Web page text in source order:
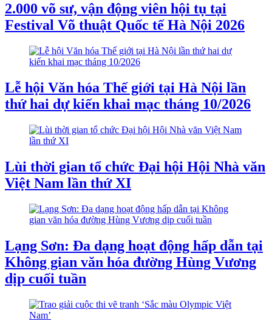
2.000 võ sư, vận động viên hội tụ tại
Festival Võ thuật Quốc tế Hà Nội 2026
Lễ hội Văn hóa Thế giới tại Hà Nội lần
thứ hai dự kiến khai mạc tháng 10/2026
Lùi thời gian tổ chức Đại hội Hội Nhà văn
Việt Nam lần thứ XI
Lạng Sơn: Đa dạng hoạt động hấp dẫn tại
Không gian văn hóa đường Hùng Vương
dịp cuối tuần